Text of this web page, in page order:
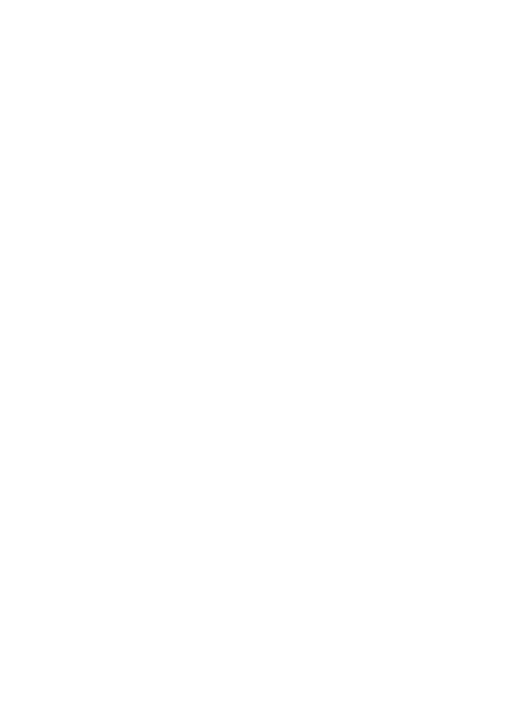
you accept that cookies are used to help us analyze how the website is used and to offer